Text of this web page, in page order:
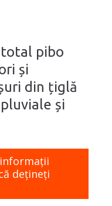
pibo
și
din țiglă
și
dețineți